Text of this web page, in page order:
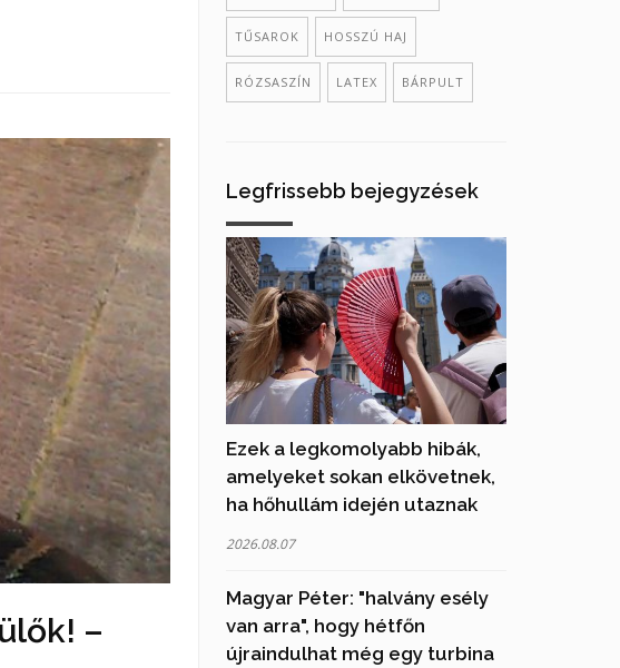
–
TŰSAROK HOSSZÚ HAJ
RÓZSASZÍN LATEX BÁRPULT
Legfrissebb bejegyzések
Ezek a legkomolyabb hibák,
amelyeket sokan elkövetnek,
ha hőhullám idején utaznak
2026.08.07
Magyar Péter: "halvány esély
van arra", hogy hétfőn
újraindulhat még egy turbina